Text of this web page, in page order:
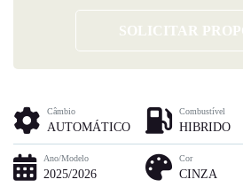
SOLICITAR
Câmbio
AUTOMÁTICO
Combustível
HIBRIDO
Ano/Modelo
2025/2026
Cor
CINZA